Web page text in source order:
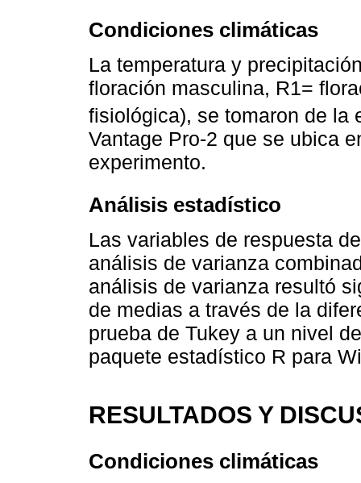
Condiciones climáticas
La temperatura y
floración masculina, R1=
fisiológica), se tomaron de la
Vantage Pro-2 que se ubica
experimento.
Análisis estadístico
Las variables de respuesta
análisis de varianza
análisis de varianza resultó
de medias a través de la
prueba de Tukey a un nivel
paquete estadístico R para
RESULTADOS Y
Condiciones climáticas